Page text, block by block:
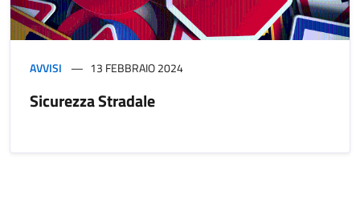
AVVISI 13 FEBBRAIO 2024
Sicurezza Stradale